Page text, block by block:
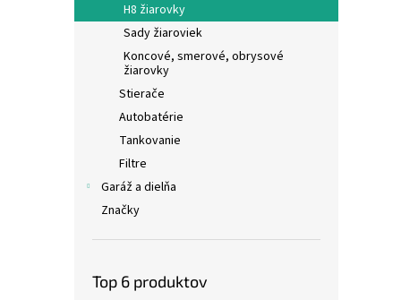
H8 žiarovky
Sady žiaroviek
Koncové, smerové, obrysové
žiarovky
Stierače
Autobatérie
Tankovanie
Filtre
Garáž a dielňa
Značky
Top 6 produktov